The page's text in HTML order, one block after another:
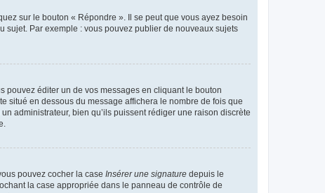
sur le bouton « Répondre ». Il se peut que vous ayez besoin
sujet. Par exemple : vous pouvez publier de nouveaux sujets
pouvez éditer un de vos messages en cliquant le bouton
situé en dessous du message affichera le nombre de fois que
administrateur, bien qu’ils puissent rédiger une raison discrète
pouvez cocher la case Insérer une signature depuis le
la case appropriée dans le panneau de contrôle de